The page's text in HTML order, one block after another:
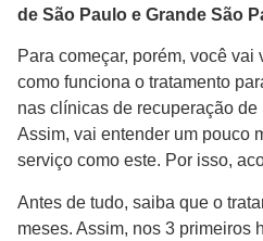
de São Paulo e Grande São
Para começar, porém, você
como funciona o tratamento
nas clínicas de recuperação
Assim, vai entender um pouco
serviço como este. Por isso,
Antes de tudo, saiba que o
meses. Assim, nos 3 primeiros